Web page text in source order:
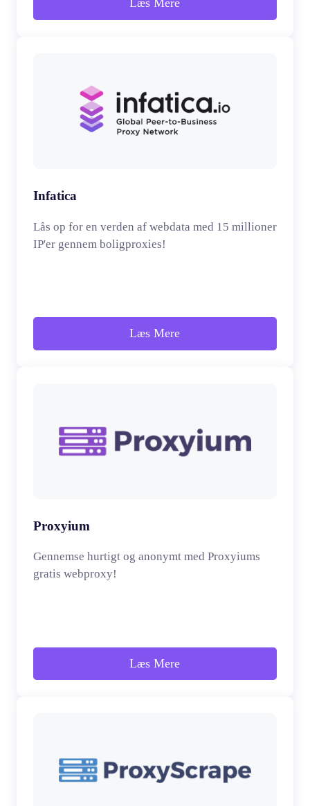
Læs Mere
Infatica
Lås op for en verden af webdata med 15 millioner
IP'er gennem boligproxies!
Læs Mere
Proxyium
Gennemse hurtigt og anonymt med Proxyiums
gratis webproxy!
Læs Mere